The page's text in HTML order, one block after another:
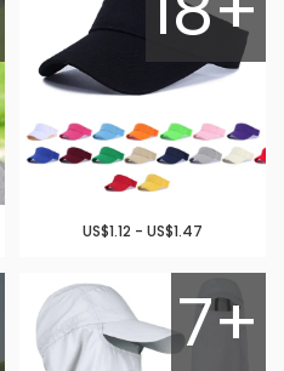
US$1.12 - US$1.47
7+